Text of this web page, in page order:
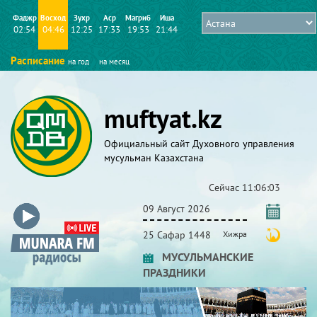
Фаджр
02:54
Восход
04:46
Зухр
12:25
Аср
17:33
Магриб
19:53
Иша
21:44
Расписание на год на месяц
muftyat.kz
Официальный сайт Духовного управления
мусульман Казахстана
Сейчас 11:06:04
09 Август 2026
25 Сафар 1448 Хижра
МУСУЛЬМАНСКИЕ
ПРАЗДНИКИ